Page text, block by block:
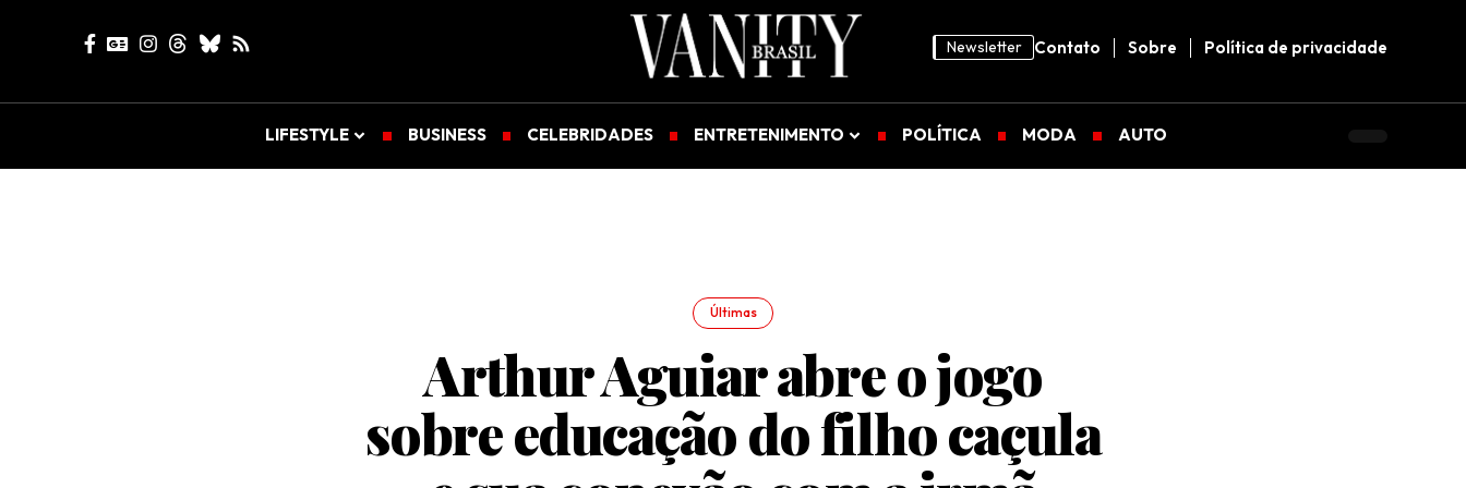
Newsletter Contato Sobre Política de privacidade
LIFESTYLE BUSINESS CELEBRIDADES ENTRETENIMENTO POLÍTICA MODA AUTO
Últimas
Arthur Aguiar abre o jogo
sobre educação do filho caçula